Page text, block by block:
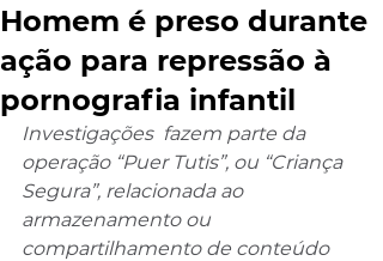
Homem é preso durante
ação para repressão à
pornografia infantil
Investigações  fazem parte da
operação “Puer Tutis”, ou “Criança
Segura”, relacionada ao
armazenamento ou
compartilhamento de conteúdo